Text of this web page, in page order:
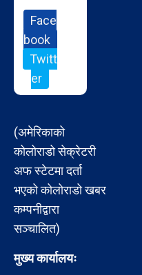
Face
book
Twitt
er
(अमेरिकाको
कोलोराडो सेक्रेटरी
अफ स्टेटमा दर्ता
भएको कोलोराडो खबर
कम्पनीद्वारा
सञ्चालित)
मुख्य कार्यालयः